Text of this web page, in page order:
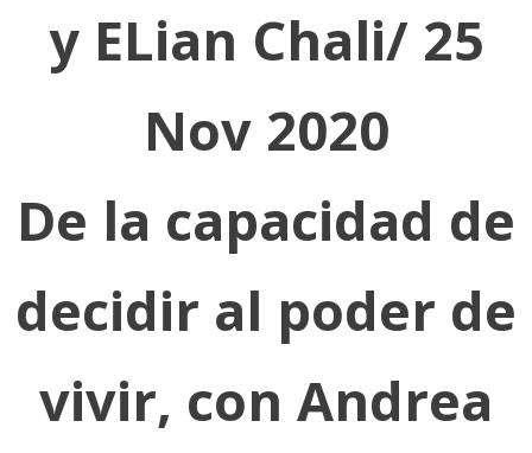
y ELian Chali/ 25
Nov 2020
De la capacidad de
decidir al poder de
vivir, con Andrea